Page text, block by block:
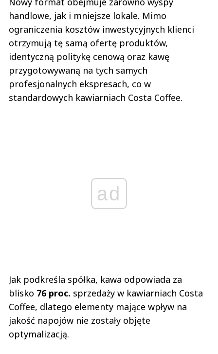
handlowe, jak i mniejsze lokale. Mimo
ograniczenia kosztów inwestycyjnych klienci
otrzymują tę samą ofertę produktów,
identyczną politykę cenową oraz kawę
przygotowywaną na tych samych
profesjonalnych ekspresach, co w
standardowych kawiarniach Costa Coffee.
ad
Jak podkreśla spółka, kawa odpowiada za
blisko 76 proc. sprzedaży w kawiarniach Costa
Coffee, dlatego elementy mające wpływ na
jakość napojów nie zostały objęte
optymalizacją.